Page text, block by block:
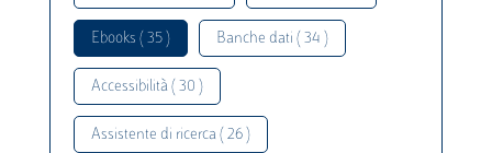
Ebooks ( 35 ) Banche dati ( 34 )
Accessibilità ( 30 )
Assistente di ricerca ( 26 )